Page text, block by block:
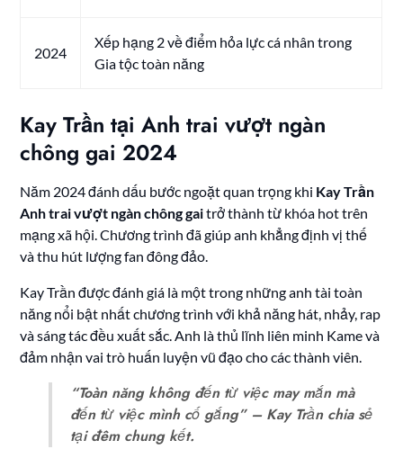
2024
Xếp hạng 2 về điểm hỏa lực cá nhân trong
Gia tộc toàn năng
Kay Trần tại Anh trai vượt ngàn
chông gai 2024
Năm 2024 đánh dấu bước ngoặt quan trọng khi Kay Trần
Anh trai vượt ngàn chông gaitrở thành từ khóa hot trên
mạng xã hội. Chương trình đã giúp anh khẳng định vị thế
và thu hút lượng fan đông đảo.
Kay Trần được đánh giá là một trong những anh tài toàn
năng nổi bật nhất chương trình với khả năng hát, nhảy, rap
và sáng tác đều xuất sắc. Anh là thủ lĩnh liên minh Kame và
đảm nhận vai trò huấn luyện vũ đạo cho các thành viên.
“Toàn năng không đến từ việc may mắn mà
đến từ việc mình cố gắng” – Kay Trần chia sẻ
tại đêm chung kết.